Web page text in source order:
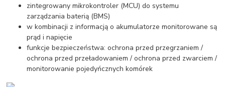
zintegrowany mikrokontroler (MCU) do systemu
zarządzania baterią (BMS)
w kombinacji z informacją o akumulatorze monitorowane są
prąd i napięcie
funkcje bezpieczeństwa: ochrona przed przegrzaniem /
ochrona przed przeładowaniem / ochrona przed zwarciem /
monitorowanie pojedyńcznych komórek